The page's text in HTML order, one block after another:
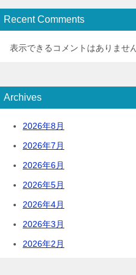
Recent Comments
表示できるコメントはありませ
Archives
2026年8月
2026年7月
2026年6月
2026年5月
2026年4月
2026年3月
2026年2月